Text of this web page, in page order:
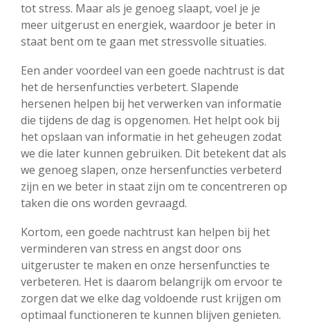
tot stress. Maar als je genoeg slaapt, voel je je
meer uitgerust en energiek, waardoor je beter in
staat bent om te gaan met stressvolle situaties.
Een ander voordeel van een goede nachtrust is dat
het de hersenfuncties verbetert. Slapende
hersenen helpen bij het verwerken van informatie
die tijdens de dag is opgenomen. Het helpt ook bij
het opslaan van informatie in het geheugen zodat
we die later kunnen gebruiken. Dit betekent dat als
we genoeg slapen, onze hersenfuncties verbeterd
zijn en we beter in staat zijn om te concentreren op
taken die ons worden gevraagd.
Kortom, een goede nachtrust kan helpen bij het
verminderen van stress en angst door ons
uitgeruster te maken en onze hersenfuncties te
verbeteren. Het is daarom belangrijk om ervoor te
zorgen dat we elke dag voldoende rust krijgen om
optimaal functioneren te kunnen blijven genieten.